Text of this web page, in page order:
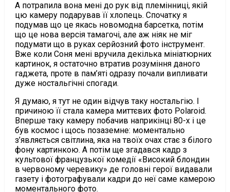
А потрапила вона мені до рук від племінниці, якій
цю камеру подарував її хлопець. Спочатку я
подумав що це якась новомодна барсетка, потім
що це нова версія тамагочі, але аж ніяк не міг
подумати що в руках серйозний фото інструмент.
Вже коли Соня мені вручила декілька мініатюрних
картинок, я остаточно втратив розуміння даного
гаджета, проте в пам’яті одразу почали випливати
дуже ностальгічні спогади.
Я думаю, я тут не один відчув таку ностальгію. І
причиною її стала камера миттєвих фото Polaroid.
Вперше таку камеру побачив наприкінці 80-х і це
був космос і щось позаземне: моментально
з’являється світлина, яка на твоїх очах стає з білого
фону картинкою. А потім ще згадався кадр з
культової французької комедії «Високий блондин
в червоному черевику» де головні герої видавали
газету і фотографували кадри до неї саме камерою
моментального фото.